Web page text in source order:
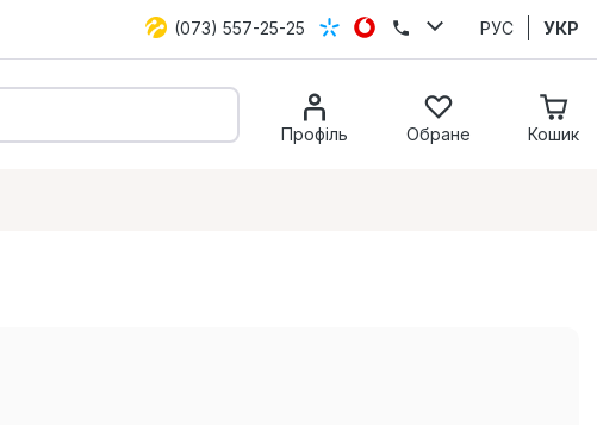
(073) 557-25-25 РУС УКР
Профіль Обране Кошик